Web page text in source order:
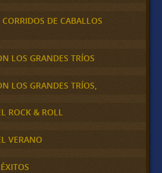
DE CABALLOS
LOS GRANDES TRÍOS
LOS GRANDES TRÍOS,
ROCK & ROLL
VERANO